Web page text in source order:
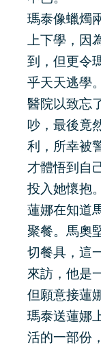
瑪泰像蠟燭
上下學，因
到，但更令
乎天天逃學
醫院以致忘
吵，最後竟
利，所幸被
才體悟到自
投入她懷
蓮娜在知道
聚餐。馬奧
切餐具，這
來訪，他是
但願意接
瑪泰送蓮娜
活的一部份